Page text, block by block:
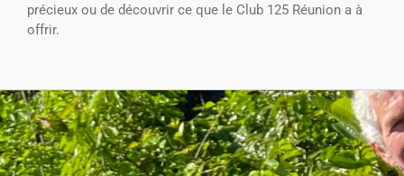
précieux ou de découvrir ce que le Club 125 Réunion a à
offrir.